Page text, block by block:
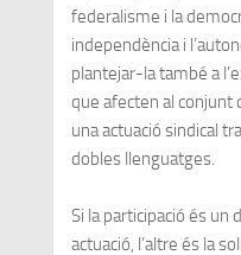
federalisme i la
independència i
plantejar-la també a
que afecten al conjunt
una actuació sindical
dobles llenguatges.
Si la participació és un
actuació, l’altre és la